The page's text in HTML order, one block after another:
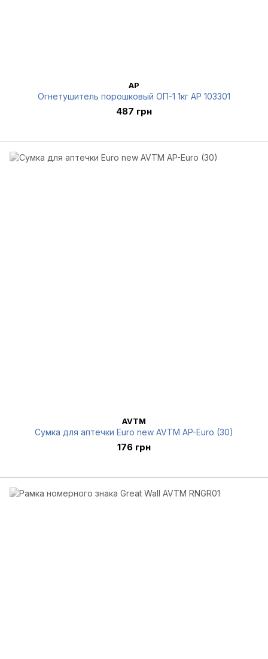
AP
Огнетушитель порошковый ОП-1 1кг AP 103301
487 грн
AVTM
Сумка для аптечки Euro new AVTM AP-Euro (30)
176 грн